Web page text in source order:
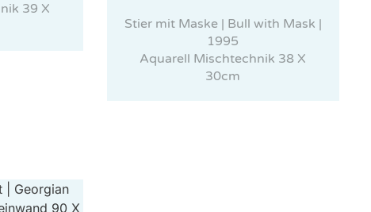
39 X
Stier mit Maske | Bull with Mask |
1995
Aquarell Mischtechnik 38 X
30cm